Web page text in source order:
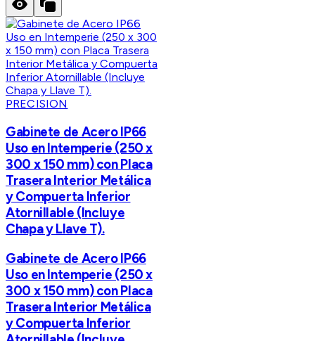
PRECISION
Gabinete de Acero IP66
Uso en Intemperie (250 x
300 x 150 mm) con Placa
Trasera Interior Metálica
y Compuerta Inferior
Atornillable (Incluye
Chapa y Llave T).
Gabinete de Acero IP66
Uso en Intemperie (250 x
300 x 150 mm) con Placa
Trasera Interior Metálica
y Compuerta Inferior